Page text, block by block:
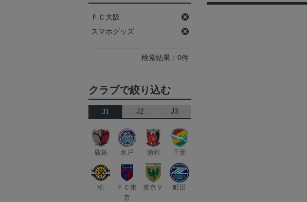
ＦＣ大阪
スマホグッズ
検索結果：0件
クラブで絞り込む
J1 J2 J3
鹿島 水戸 浦和 千葉
柏
ＦＣ東
京
東京Ｖ 町田